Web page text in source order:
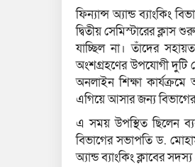
ফিন্যান্স অ্যান্ড ব্যাংকিং
দ্বিতীয় সেমিস্টারের ক্লাস
যাচ্ছিল না। তাঁদের
অংশগ্রহণের উপযোগী দুটি
অনলাইন শিক্ষা
এগিয়ে আসার জন্য বিভাগের
এ সময় উপস্থিত ছিলেন
বিভাগের সভাপতি ড.
অ্যান্ড ব্যাংকিং ক্লাবের